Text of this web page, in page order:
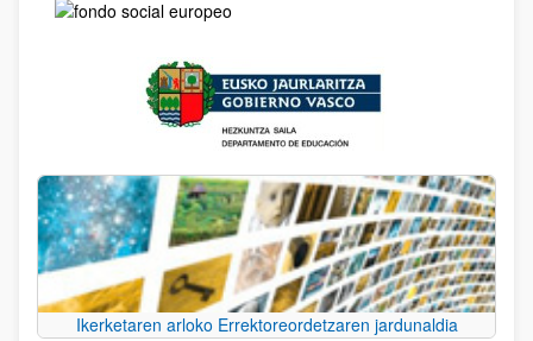
Ikerketaren arloko Errektoreordetzaren jardunaldia